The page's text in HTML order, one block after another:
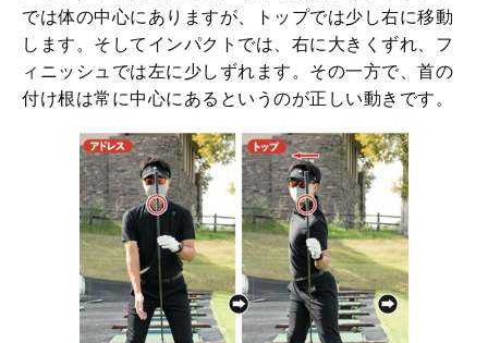
では体の中心にありますが、トップでは少し右に移動
します。そしてインパクトでは、右に大きくずれ、フ
ィニッシュでは左に少しずれます。その一方で、首の
付け根は常に中心にあるというのが正しい動きです。